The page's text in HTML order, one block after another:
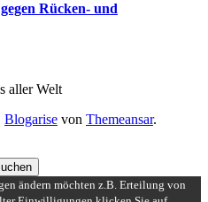
Rücken- und
aller Welt
Blogarise von Themeansar.
ändern möchten z.B. Erteilung von